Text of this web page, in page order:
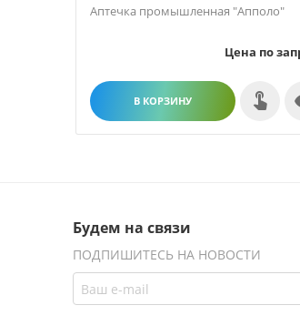
Аптечка промышленная "Апполо"
Цена по
В КОРЗИНУ
Будем на связи
ПОДПИШИТЕСЬ НА НОВОСТИ